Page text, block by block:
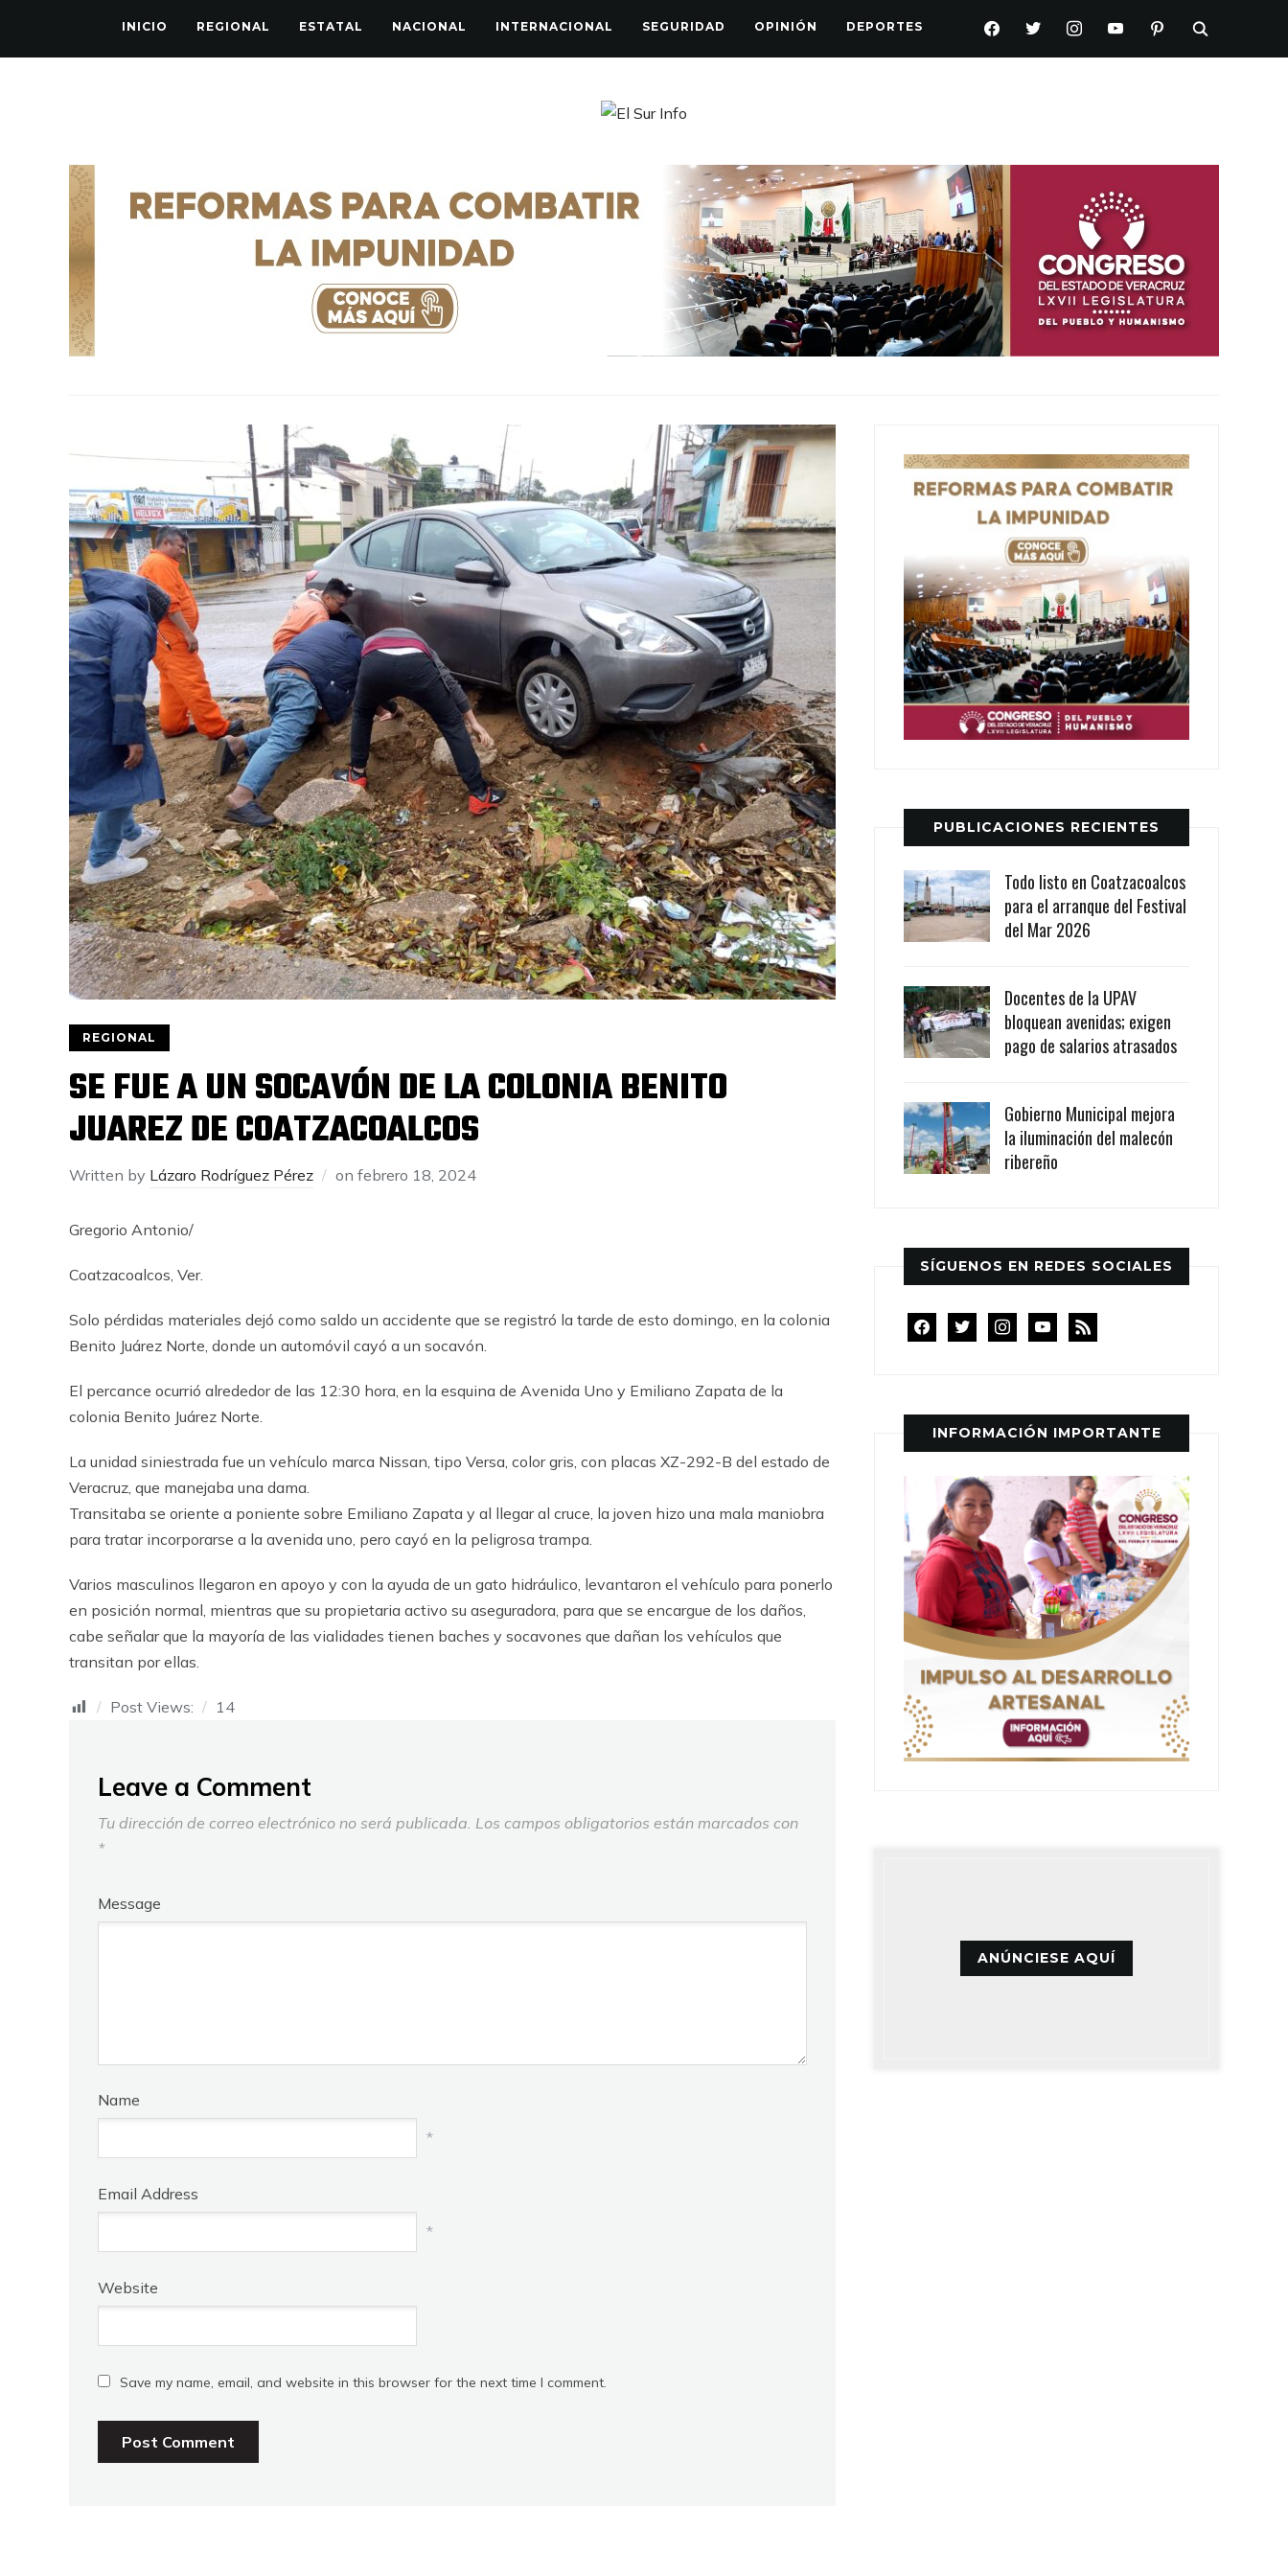
INICIO REGIONAL ESTATAL NACIONAL INTERNACIONAL SEGURIDAD OPINIÓN DEPORTES FACEBOOKTWITTERINSTAGRAMYOUTUBEPINTEREST
REGIONAL
SE FUE A UN SOCAVÓN DE LA COLONIA BENITO
JUAREZ DE COATZACOALCOS
Written by Lázaro Rodríguez Pérez on febrero 18, 2024
Gregorio Antonio/
Coatzacoalcos, Ver.
Solo pérdidas materiales dejó como saldo un accidente que se registró la tarde de esto domingo, en la colonia
Benito Juárez Norte, donde un automóvil cayó a un socavón.
El percance ocurrió alrededor de las 12:30 hora, en la esquina de Avenida Uno y Emiliano Zapata de la
colonia Benito Juárez Norte.
La unidad siniestrada fue un vehículo marca Nissan, tipo Versa, color gris, con placas XZ-292-B del estado de
Veracruz, que manejaba una dama.
Transitaba se oriente a poniente sobre Emiliano Zapata y al llegar al cruce, la joven hizo una mala maniobra
para tratar incorporarse a la avenida uno, pero cayó en la peligrosa trampa.
Varios masculinos llegaron en apoyo y con la ayuda de un gato hidráulico, levantaron el vehículo para ponerlo
en posición normal, mientras que su propietaria activo su aseguradora, para que se encargue de los daños,
cabe señalar que la mayoría de las vialidades tienen baches y socavones que dañan los vehículos que
transitan por ellas.
Post Views: 14
Leave a Comment
Tu dirección de correo electrónico no será publicada. Los campos obligatorios están marcados con
*
Message
Name
*
Email Address
*
Website
Save my name, email, and website in this browser for the next time I comment.
PUBLICACIONES RECIENTES
Todo listo en Coatzacoalcos
para el arranque del Festival
del Mar 2026
Docentes de la UPAV
bloquean avenidas; exigen
pago de salarios atrasados
Gobierno Municipal mejora
la iluminación del malecón
ribereño
SÍGUENOS EN REDES SOCIALES
facebooktwitterinstagramyoutube
rss
INFORMACIÓN IMPORTANTE
ANÚNCIESE AQUÍ